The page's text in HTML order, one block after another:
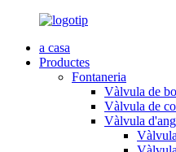
a casa
Productes
Fontaneria
Vàlvula de
Vàlvula de
Vàlvula